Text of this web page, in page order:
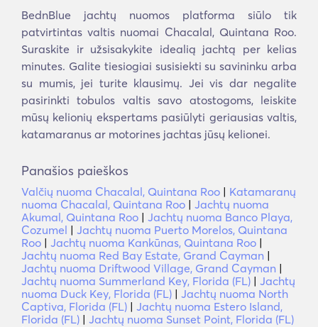
BednBlue jachtų nuomos platforma siūlo tik
patvirtintas valtis nuomai Chacalal, Quintana Roo.
Suraskite ir užsisakykite idealią jachtą per kelias
minutes. Galite tiesiogiai susisiekti su savininku arba
su mumis, jei turite klausimų. Jei vis dar negalite
pasirinkti tobulos valtis savo atostogoms, leiskite
mūsų kelionių ekspertams pasiūlyti geriausias valtis,
katamaranus ar motorines jachtas jūsų kelionei.
Panašios paieškos
Valčių nuoma Chacalal, Quintana Roo | Katamaranų
nuoma Chacalal, Quintana Roo | Jachtų nuoma
Akumal, Quintana Roo | Jachtų nuoma Banco Playa,
Cozumel | Jachtų nuoma Puerto Morelos, Quintana
Roo | Jachtų nuoma Kankūnas, Quintana Roo |
Jachtų nuoma Red Bay Estate, Grand Cayman |
Jachtų nuoma Driftwood Village, Grand Cayman |
Jachtų nuoma Summerland Key, Florida (FL) | Jachtų
nuoma Duck Key, Florida (FL) | Jachtų nuoma North
Captiva, Florida (FL) | Jachtų nuoma Estero Island,
Florida (FL) | Jachtų nuoma Sunset Point, Florida (FL)